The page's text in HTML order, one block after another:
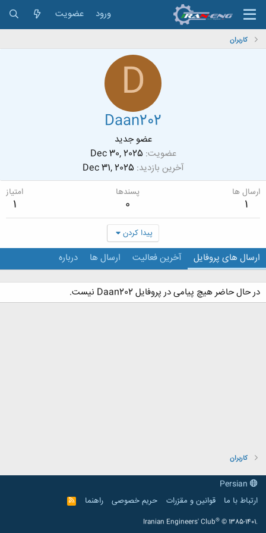
ورود عضویت
کاربران
D
Daan202
عضو جدید
عضویت Dec 30, 2025
آخرین بازدید Dec 31, 2025
ارسال ها
1
پسندها
0
امتیاز
1
پیدا کردن
ارسال های پروفایل آخرین فعالیت ارسال ها درباره
در حال حاضر هیچ پیامی در پروفایل Daan202 نیست.
کاربران
ارتباط با ما
قوانین و مقرّرات حریم خصوصی راهنما
R
S
Iranian Engineers' Club® © 1385-1401.